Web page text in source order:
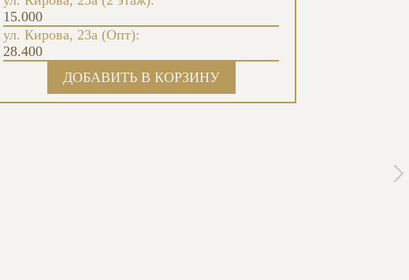
ул. Кирова, 23а (Опт):
28.400
15.000